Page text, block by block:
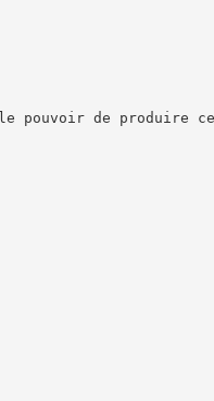
le pouvoir de produire